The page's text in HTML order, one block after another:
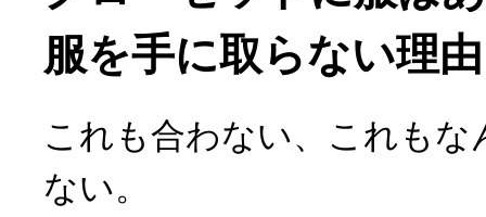
服を手に取らない理由
これも合わない、これも
ない。